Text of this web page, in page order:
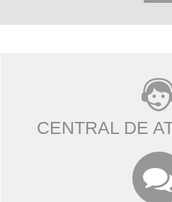
CENTRAL DE